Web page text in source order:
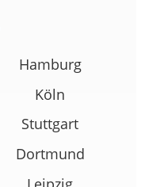
Hamburg
Köln
Stuttgart
Dortmund